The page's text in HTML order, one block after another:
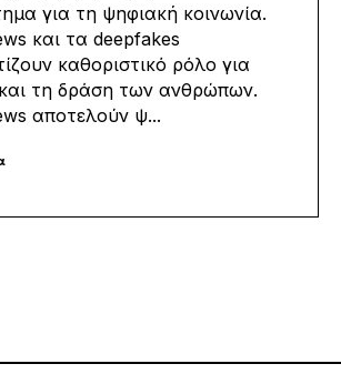
για τη ψηφιακή κοινωνία.
και τα deepfakes
καθοριστικό ρόλο για
τη δράση των ανθρώπων.
αποτελούν ψ...